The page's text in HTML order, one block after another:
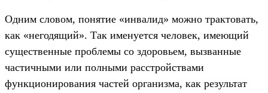
Одним словом, понятие «инвалид» можно трактовать,
как «негодящий». Так именуется человек, имеющий
существенные проблемы со здоровьем, вызванные
частичными или полными расстройствами
функционирования частей организма, как результат